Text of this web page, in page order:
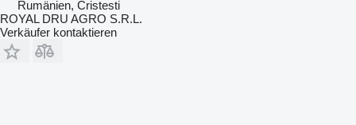
Rumänien, Cristesti
ROYAL DRU AGRO S.R.L.
Verkäufer kontaktieren